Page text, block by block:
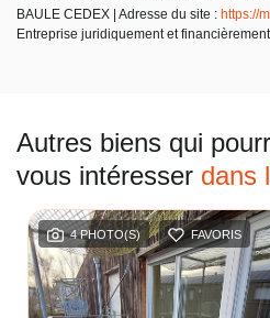
BAULE CEDEX | Adresse du site : https://
Entreprise juridiquement et
Autres biens qui
vous intéresser dans
4 PHOTO(S) FAVORIS